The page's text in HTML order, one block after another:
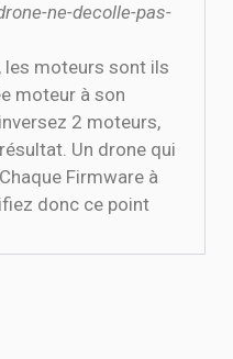
ne-decolle-pas-
les moteurs sont ils
moteur à son
2 moteurs,
Un drone qui
Firmware à
donc ce point